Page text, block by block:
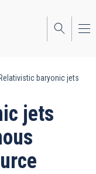
Relativistic baryonic jets
jets